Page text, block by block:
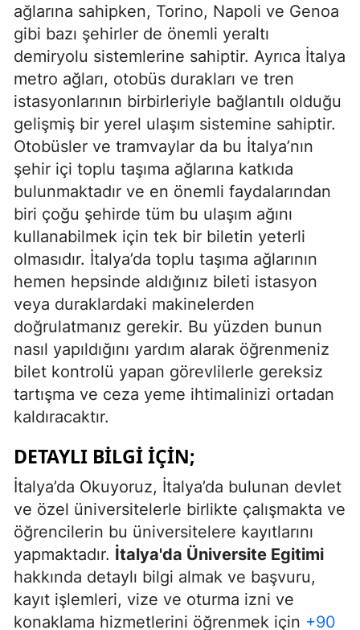
ağlarına sahipken, Torino, Napoli ve Genoa
gibi bazı şehirler de önemli yeraltı
demiryolu sistemlerine sahiptir. Ayrıca İtalya
metro ağları, otobüs durakları ve tren
istasyonlarının birbirleriyle bağlantılı olduğu
gelişmiş bir yerel ulaşım sistemine sahiptir.
Otobüsler ve tramvaylar da bu İtalya’nın
şehir içi toplu taşıma ağlarına katkıda
bulunmaktadır ve en önemli faydalarından
biri çoğu şehirde tüm bu ulaşım ağını
kullanabilmek için tek bir biletin yeterli
olmasıdır. İtalya’da toplu taşıma ağlarının
hemen hepsinde aldığınız bileti istasyon
veya duraklardaki makinelerden
doğrulatmanız gerekir. Bu yüzden bunun
nasıl yapıldığını yardım alarak öğrenmeniz
bilet kontrolü yapan görevlilerle gereksiz
tartışma ve ceza yeme ihtimalinizi ortadan
kaldıracaktır.
DETAYLI BILGI İÇIN;
İtalya’da Okuyoruz, İtalya’da bulunan devlet
ve özel üniversitelerle birlikte çalışmakta ve
öğrencilerin bu üniversitelere kayıtlarını
yapmaktadır. İtalya'da Üniversite Egitimi
hakkında detaylı bilgi almak ve başvuru,
kayıt işlemleri, vize ve oturma izni ve
konaklama hizmetlerini öğrenmek için +90